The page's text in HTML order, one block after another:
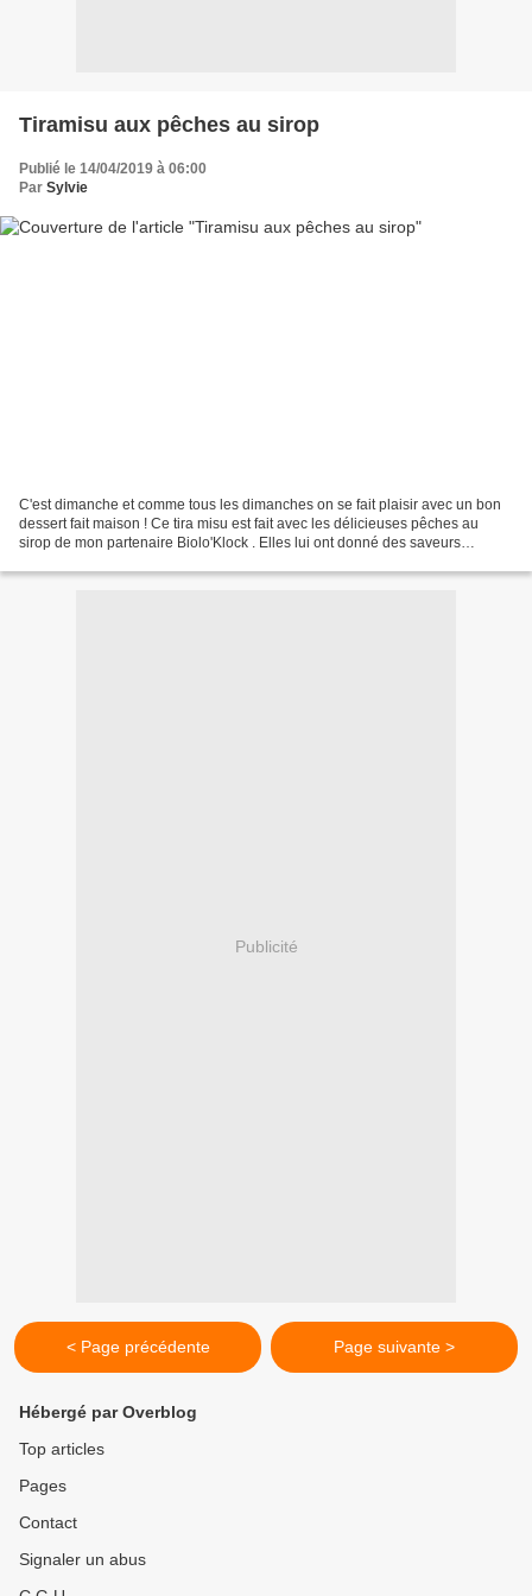
Tiramisu aux pêches au sirop
Publié le 14/04/2019 à 06:00
Par Sylvie
C'est dimanche et comme tous les dimanches on se fait plaisir avec un bon
dessert fait maison ! Ce tira misu est fait avec les délicieuses pêches au
sirop de mon partenaire Biolo'Klock . Elles lui ont donné des saveurs
Publicité
< Page précédente Page suivante >
Hébergé par Overblog
Top articles
Pages
Contact
Signaler un abus